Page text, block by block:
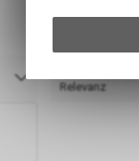
Relevanz